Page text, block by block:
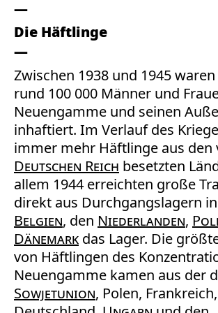
Die Häftlinge
Zwischen 1938 und 1945
rund 100 000 Männer und
Neuengamme und seinen
inhaftiert. Im Verlauf des
immer mehr Häftlinge aus den
Deutschen Reich besetzten
allem 1944 erreichten große
direkt aus Durchgangslagern in
Belgien, den Niederlanden,
Dänemark das Lager. Die
von Häftlingen des
Neuengamme kamen aus der
Sowjetunion, Polen, Frankreich,